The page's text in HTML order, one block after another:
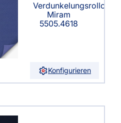
Verdunkelungsrollo
Miram
5505.4618
Konfigurieren